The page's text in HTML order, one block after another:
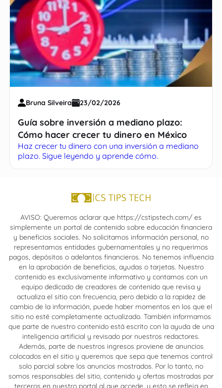
Bruna Silveira 23/02/2026
Guía sobre inversión a mediano plazo:
Cómo hacer crecer tu dinero en México
Haz crecer tu dinero con una inversión a mediano
plazo. Sigue leyendo y aprende cómo.
AVISO: Queremos aclarar que https://cstipstech.com/ es
simplemente un portal de contenido sobre educación financiera
y beneficios sociales. No solicitamos información personal, no
representamos entidades gubernamentales y no requerimos
pagos, depósitos o adelantos financieros. No tenemos influencia
en la aprobación de beneficios, ayudas o tarjetas. Nuestro
contenido es exclusivamente informativo y contamos con un
equipo dedicado de creadores de contenido que revisa y
actualiza el sitio con frecuencia, pero debido a la rapidez de
cambio de la información, puede haber momentos en los que el
sitio no esté completamente actualizado. También informamos
que parte de nuestro contenido está escrito con la ayuda de una
inteligencia artificial y revisado por nuestros redactores.
Además, parte de nuestros ingresos proviene de anuncios
colocados en el sitio y queremos que sepa que tenemos control
solo parcial sobre los anuncios mostrados. Por lo tanto, no
somos responsables del sitio, contenido y ofertas mostradas por
terceros en nuestro portal al que accede, y esto se refleja en